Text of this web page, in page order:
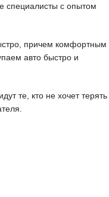
специалисты с опытом
причем комфортным
авто быстро и
те, кто не хочет терять